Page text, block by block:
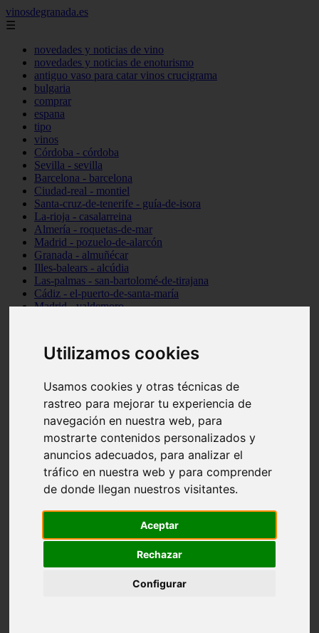
Utilizamos cookies
Usamos cookies y otras técnicas de
rastreo para mejorar tu experiencia de
navegación en nuestra web, para
mostrarte contenidos personalizados y
anuncios adecuados, para analizar el
tráfico en nuestra web y para comprender
de donde llegan nuestros visitantes.
Aceptar
Rechazar
Configurar
vinosdegranada.es
☰
novedades y noticias de vino
novedades y noticias de enoturismo
antiguo vaso para catar vinos crucigrama
bulgaria
comprar
espana
tipo
vinos
Córdoba - córdoba
Sevilla - sevilla
Barcelona - barcelona
Ciudad-real - montiel
Santa-cruz-de-tenerife - guía-de-isora
La-rioja - casalarreina
Almería - roquetas-de-mar
Madrid - pozuelo-de-alarcón
Granada - almuñécar
Illes-balears - alcúdia
Las-palmas - san-bartolomé-de-tirajana
Cádiz - el-puerto-de-santa-maría
Madrid - valdemoro
Cantabria - suances
Sevilla - bormujos
Málaga - júzcar
Huesca - alquézar
Huesca - castejón-de-sos
Lleida - alt-àneu
Córdoba - almedinilla
Navarra - zangoza
Cantabria - arenas-de-iguña
Barcelona - la-pobla-de-lillet
Murcia - cartagena
Madrid - nuevo-baztán